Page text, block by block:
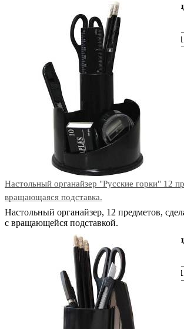
Настольный органайзер "Русские горки" 12
вращающаяся подставка.
Настольный органайзер, 12 предметов,
с вращающейся подставкой.